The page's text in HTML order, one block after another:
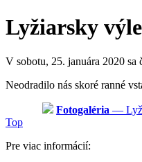
Lyžiarsky
V sobotu, 25. januára 2020 sa
Neodradilo nás skoré ranné
Fotogaléria —
Top
Pre viac informácií: